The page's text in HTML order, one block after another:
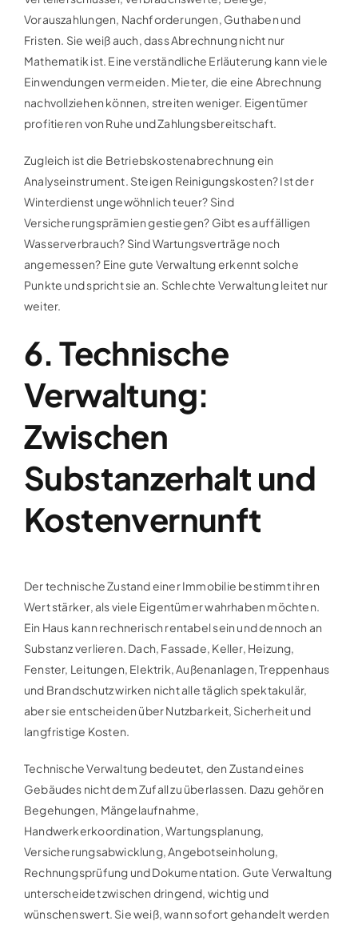
Vorauszahlungen, Nachforderungen, Guthaben und
Fristen. Sie weiß auch, dass Abrechnung nicht nur
Mathematik ist. Eine verständliche Erläuterung kann viele
Einwendungen vermeiden. Mieter, die eine Abrechnung
nachvollziehen können, streiten weniger. Eigentümer
profitieren von Ruhe und Zahlungsbereitschaft.
Zugleich ist die Betriebskostenabrechnung ein
Analyseinstrument. Steigen Reinigungskosten? Ist der
Winterdienst ungewöhnlich teuer? Sind
Versicherungsprämien gestiegen? Gibt es auffälligen
Wasserverbrauch? Sind Wartungsverträge noch
angemessen? Eine gute Verwaltung erkennt solche
Punkte und spricht sie an. Schlechte Verwaltung leitet nur
weiter.
6. Technische
Verwaltung:
Zwischen
Substanzerhalt und
Kostenvernunft
Der technische Zustand einer Immobilie bestimmt ihren
Wert stärker, als viele Eigentümer wahrhaben möchten.
Ein Haus kann rechnerisch rentabel sein und dennoch an
Substanz verlieren. Dach, Fassade, Keller, Heizung,
Fenster, Leitungen, Elektrik, Außenanlagen, Treppenhaus
und Brandschutz wirken nicht alle täglich spektakulär,
aber sie entscheiden über Nutzbarkeit, Sicherheit und
langfristige Kosten.
Technische Verwaltung bedeutet, den Zustand eines
Gebäudes nicht dem Zufall zu überlassen. Dazu gehören
Begehungen, Mängelaufnahme,
Handwerkerkoordination, Wartungsplanung,
Versicherungsabwicklung, Angebotseinholung,
Rechnungsprüfung und Dokumentation. Gute Verwaltung
unterscheidet zwischen dringend, wichtig und
wünschenswert. Sie weiß, wann sofort gehandelt werden